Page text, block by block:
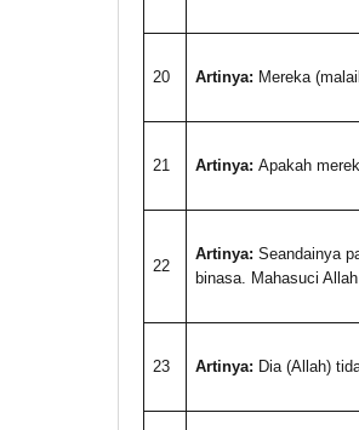
20 Artinya: Mereka
21 Artinya: Apakah
22
Artinya: Seandainya
binasa. Mahasuci
23 Artinya: Dia (Allah)